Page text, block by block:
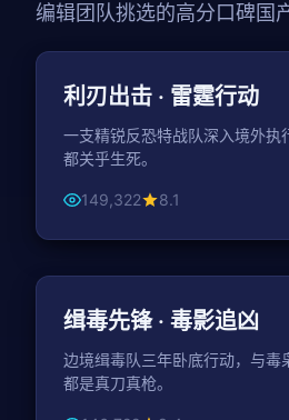
编辑团队挑选的高分口碑国
动作
利刃出击 · 雷霆行动
一支精锐反恐特战队深入境外执
都关乎生死。
149,322 8.1
动作
缉毒先锋 · 毒影追凶
边境缉毒队三年卧底行动，与毒
都是真刀真枪。